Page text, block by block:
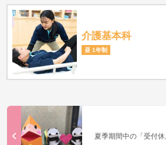
介護基本科
昼 1年制
夏季期間中の「受付